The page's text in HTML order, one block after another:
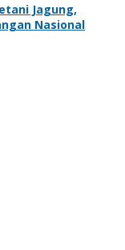
Jagung,
Nasional